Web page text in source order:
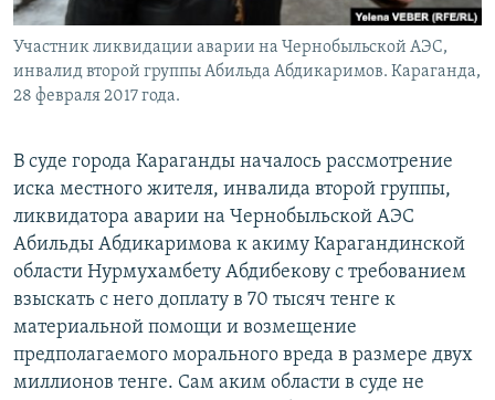
Участник ликвидации аварии на Чернобыльской АЭС,
инвалид второй группы Абильда Абдикаримов. Караганда,
28 февраля 2017 года.
В суде города Караганды началось рассмотрение
иска местного жителя, инвалида второй группы,
ликвидатора аварии на Чернобыльской АЭС
Абильды Абдикаримова к акиму Карагандинской
области Нурмухамбету Абдибекову с требованием
взыскать с него доплату в 70 тысяч тенге к
материальной помощи и возмещение
предполагаемого морального вреда в размере двух
миллионов тенге. Сам аким области в суде не